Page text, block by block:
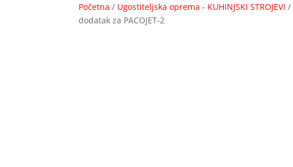
Početna / Ugostiteljska oprema - KUHINJSKI STROJEVI /
dodatak za PACOJET-2